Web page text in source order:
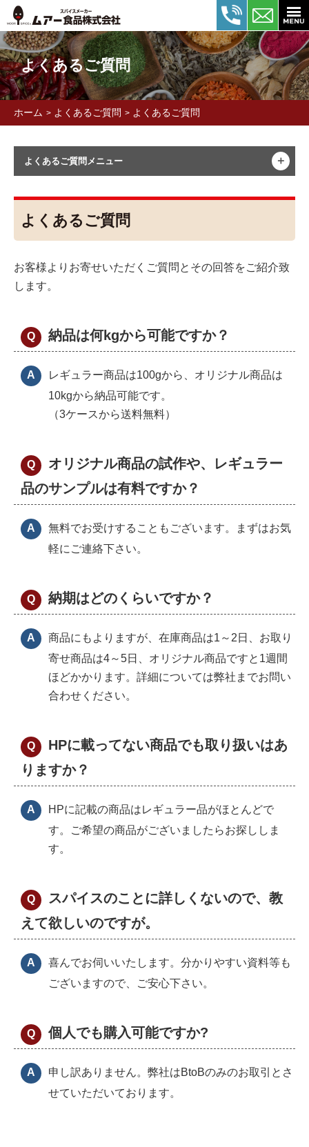
よくあるご質問
ホーム > よくあるご質問 > よくあるご質問
よくあるご質問メニュー ＋
よくあるご質問
お客様よりお寄せいただくご質問とその回答をご紹介致
します。
納品は何kgから可能ですか？
レギュラー商品は100gから、オリジナル商品は
10kgから納品可能です。
（3ケースから送料無料）
オリジナル商品の試作や、レギュラー
品のサンプルは有料ですか？
無料でお受けすることもございます。まずはお気
軽にご連絡下さい。
納期はどのくらいですか？
商品にもよりますが、在庫商品は1～2日、お取り
寄せ商品は4～5日、オリジナル商品ですと1週間
ほどかかります。詳細については弊社までお問い
合わせください。
HPに載ってない商品でも取り扱いはあ
りますか？
HPに記載の商品はレギュラー品がほとんどで
す。ご希望の商品がございましたらお探ししま
す。
スパイスのことに詳しくないので、教
えて欲しいのですが。
喜んでお伺いいたします。分かりやすい資料等も
ございますので、ご安心下さい。
個人でも購入可能ですか?
申し訳ありません。弊社はBtoBのみのお取引とさ
せていただいております。